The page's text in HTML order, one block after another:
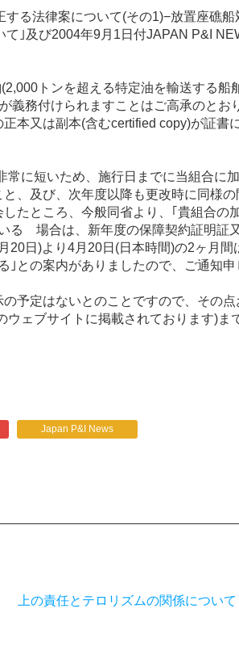
る法律案について(その1)−放置座礁船
｣及び2004年9月1日付JAPAN P&I
トンを超える特定油を輸送する船
務付けられますことはご高承のとお
本又は副本(含むcertified copy)が証書
に短いため、施行日までに当組合に
、及び、次年度以降も更改時に同様
たところ、今般同省より、｢貴組合の
る 場合は、新年度の保障契約証明証
日)より4月20日(日本時間)の2ヶ月間
との案内がありましたので、ご通知申
予定はないとのことですので、その
ェブサイトに掲載されております)ま
Japan P&I News
上の責任とテロリズムの関係について